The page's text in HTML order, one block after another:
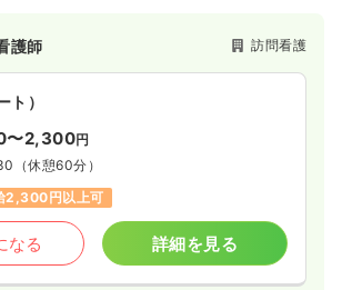
護師 訪問看護
ト）
〜2,300円
（休憩60分）
2,300円以上可
なる 詳細を見る